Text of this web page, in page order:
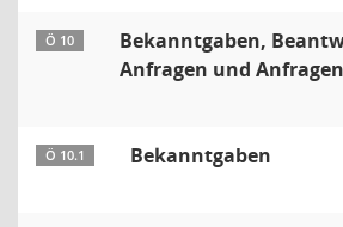
Ö 10
Bekanntgaben,
Anfragen und Anfragen
Ö 10.1 Bekanntgaben